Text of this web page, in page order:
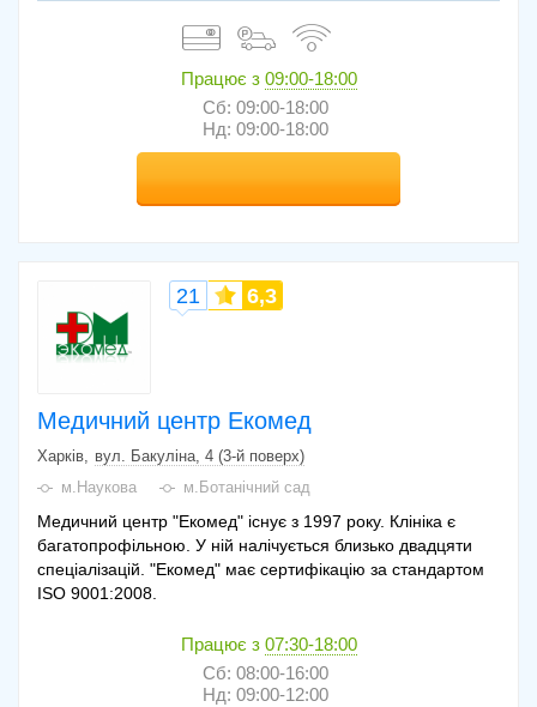
Працює з 09:00-18:00
Сб: 09:00-18:00
Нд: 09:00-18:00
Медичний центр Екомед
21 6,3
Харків
вул. Бакуліна, 4 (3-й поверх)
м.Наукова
м.Ботанічний сад
Медичний центр "Екомед" існує з 1997 року. Клініка є
багатопрофільною. У ній налічується близько двадцяти
спеціалізацій. "Екомед" має сертифікацію за стандартом
ISO 9001:2008.
Працює з 07:30-18:00
Сб: 08:00-16:00
Нд: 09:00-12:00